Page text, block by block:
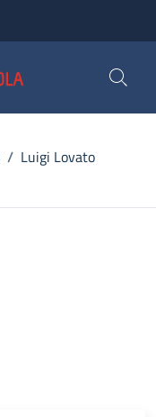
/ Luigi Lovato